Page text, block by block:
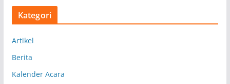
s
Kategori
Artikel
Berita
Kalender Acara